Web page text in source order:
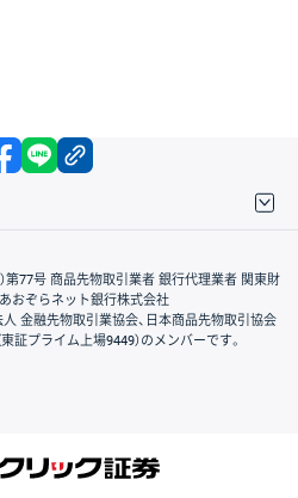
X facebook
第77号 商品先物取引業者 銀行代理業者 関東財
あおぞらネット銀行株式会社
人 金融先物取引業協会、日本商品先物取引協会
証プライム上場9449）のメンバーです。